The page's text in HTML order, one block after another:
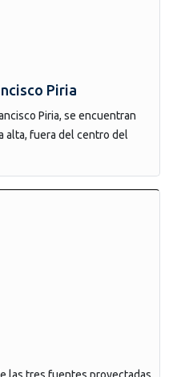
Piria
Piria, se encuentran
alta, fuera del centro del